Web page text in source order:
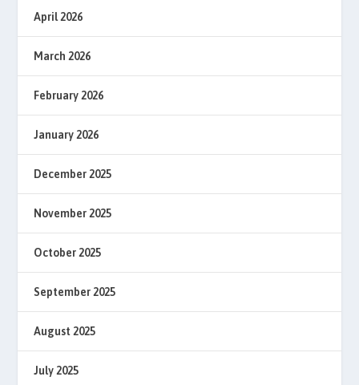
April 2026
March 2026
February 2026
January 2026
December 2025
November 2025
October 2025
September 2025
August 2025
July 2025